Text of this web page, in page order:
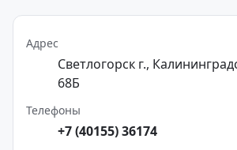
Адрес
Светлогорск г.,
68Б
Телефоны
+7 (40155) 36174